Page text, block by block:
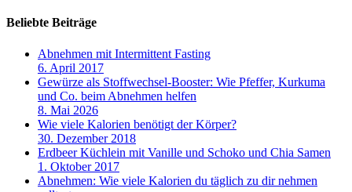
Beliebte Beiträge
Abnehmen mit Intermittent Fasting
6. April 2017
Gewürze als Stoffwechsel-Booster: Wie Pfeffer, Kurkuma
und Co. beim Abnehmen helfen
8. Mai 2026
Wie viele Kalorien benötigt der Körper?
30. Dezember 2018
Erdbeer Küchlein mit Vanille und Schoko und Chia Samen
1. Oktober 2017
Abnehmen: Wie viele Kalorien du täglich zu dir nehmen